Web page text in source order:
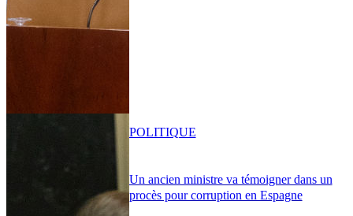
Un ancien ministre va témoigner dans un
procès pour corruption en Espagne
POLITIQUE